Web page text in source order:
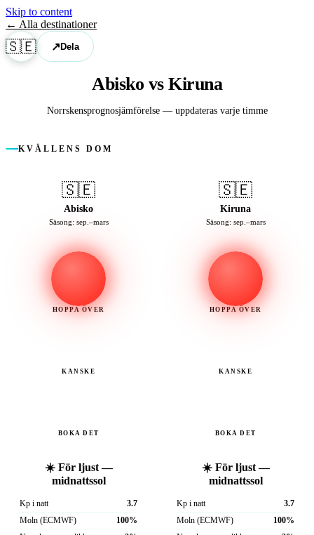
Skip to content
← Alla destinationer
🇸🇪 ↗Dela
Abisko vs Kiruna
Norrskens­prognosjämförelse — uppdateras varje timme
KVÄLLENS DOM
🇸🇪
Abisko
Säsong: sep.–mars
HOPPA ÖVER
KANSKE
BOKA DET
☀️ För ljust —
midnattssol
Kp i natt
3.7
Moln (ECMWF)
100%
🇸🇪
Kiruna
Säsong: sep.–mars
HOPPA ÖVER
KANSKE
BOKA DET
☀️ För ljust —
midnattssol
Kp i natt
3.7
Moln (ECMWF)
100%